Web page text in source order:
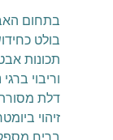
בתחום
בולט
תכונות
וריבוי
דלת
זיהוי